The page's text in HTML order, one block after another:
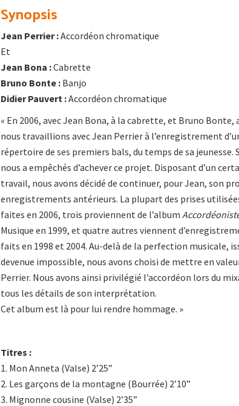
Synopsis
Jean Perrier :Accordéon chromatique
Et
Jean Bona :Cabrette
Bruno Bonte : Banjo
Didier Pauvert :Accordéon chromatique
« En 2006, avec Jean Bona, à la cabrette, et Bruno
nous travaillions avec Jean Perrier à l’enregistrement
répertoire de ses premiers bals, du temps de sa
nous a empêchés d’achever ce projet. Disposant d’un
travail, nous avons décidé de continuer, pour Jean, son
enregistrements antérieurs. La plupart des prises
faites en 2006, trois proviennent de l’album
Musique en 1999, et quatre autres viennent
faits en 1998 et 2004. Au-delà de la perfection musicale,
devenue impossible, nous avons choisi de mettre en
Perrier. Nous avons ainsi privilégié l’accordéon lors du
tous les détails de son interprétation.
Cet album est là pour lui rendre hommage. »
Titres :
1. Mon Anneta (Valse) 2’25”
2. Les garçons de la montagne (Bourrée) 2’10”
3. Mignonne cousine (Valse) 2’35”